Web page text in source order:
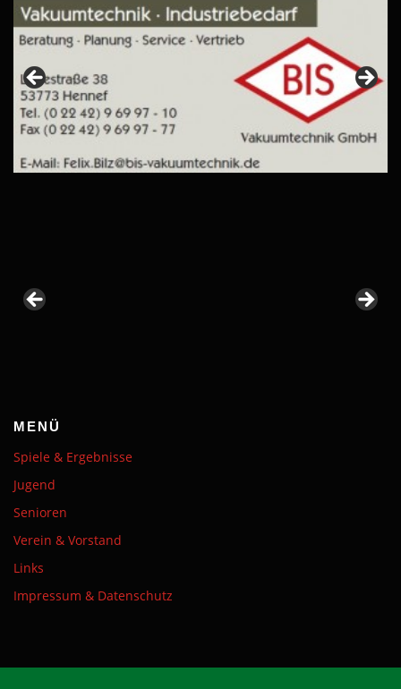
MENÜ
Spiele & Ergebnisse
Jugend
Senioren
Verein & Vorstand
Links
Impressum & Datenschutz